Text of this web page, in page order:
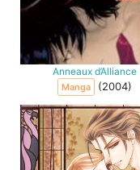
Anneaux d’Alliance
Manga (2004)